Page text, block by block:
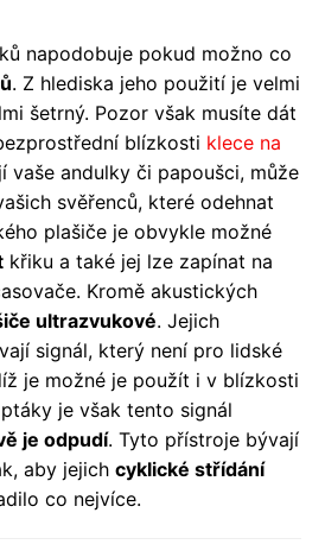
napodobuje pokud možno co
. Z hlediska jeho použití je velmi
šetrný. Pozor však musíte dát
blízkosti klece na
vaše andulky či papoušci, může
svěřenců, které odehnat
plašiče je obvykle možné
křiku a také jej lze zapínat na
Kromě akustických
ultrazvukové. Jejich
signál, který není pro lidské
je možné je použít i v blízkosti
je však tento signál
je odpudí. Tyto přístroje bývají
aby jejich cyklické střídání
co nejvíce.